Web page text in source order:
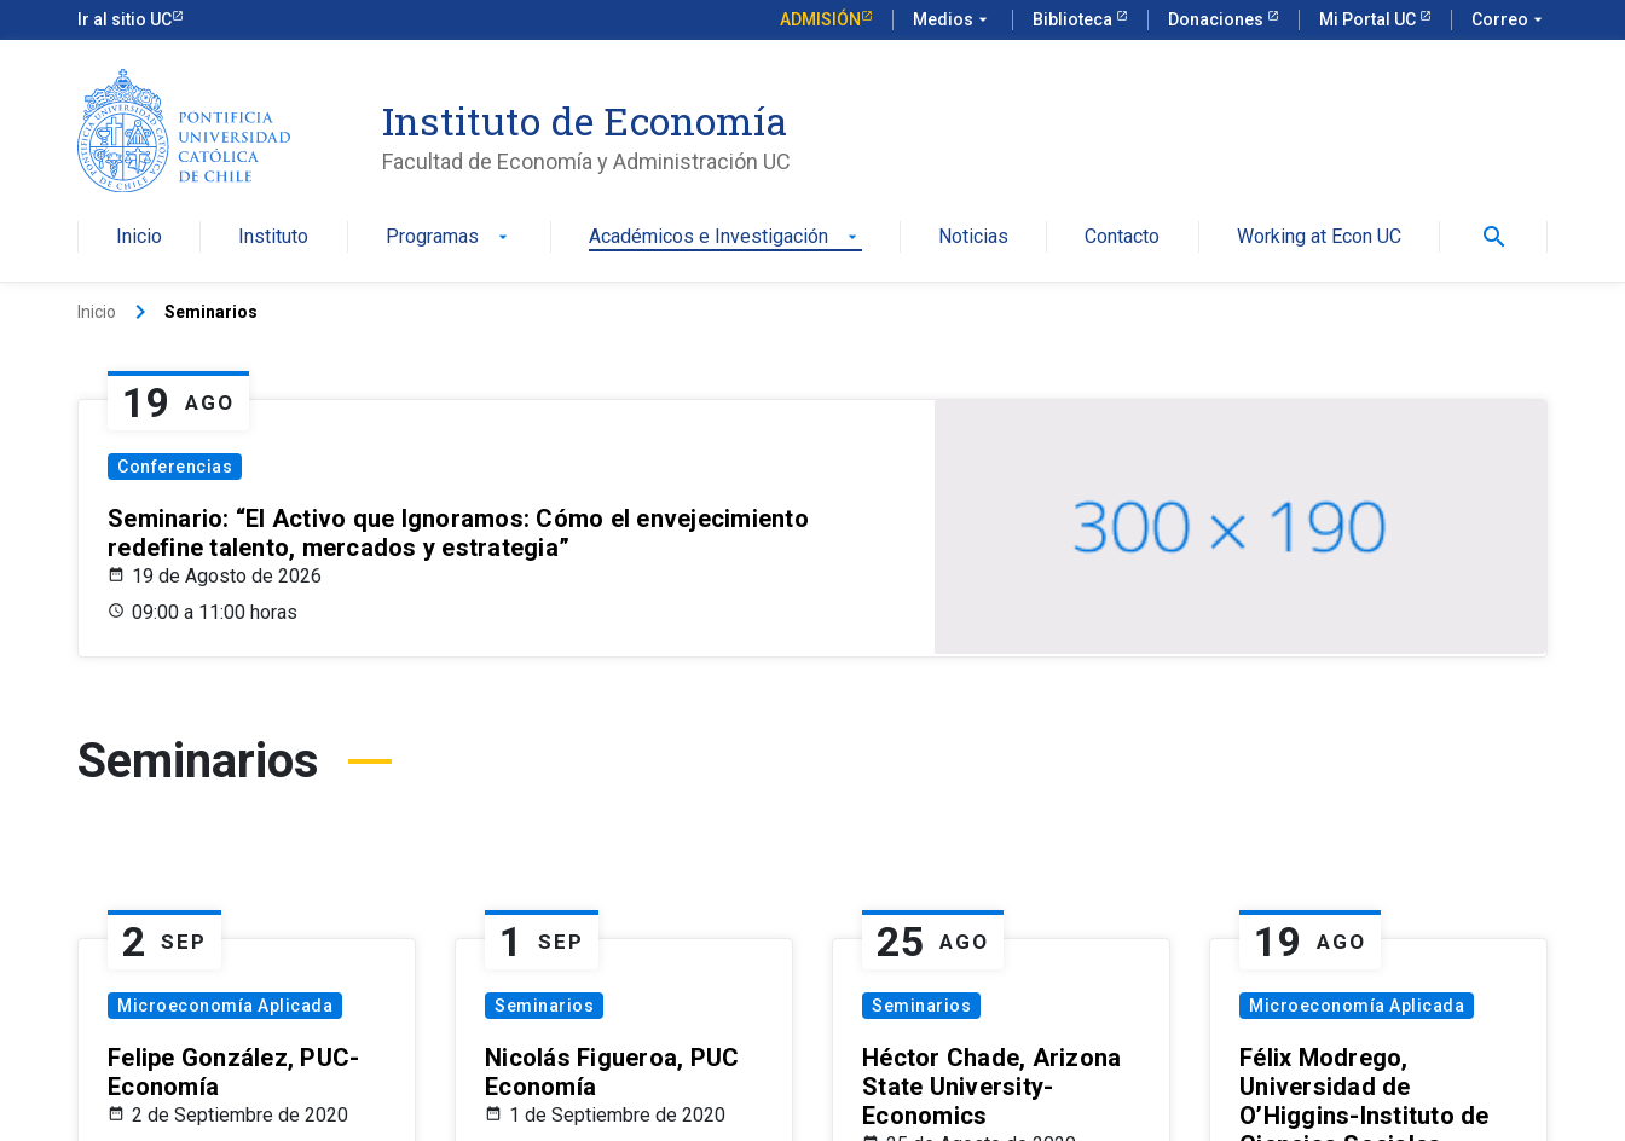
Ir al sitio UC ADMISIÓN Medios arrow_drop_down Biblioteca Donaciones Mi Portal UC Correo arrow_drop_down
Instituto de Economía
Facultad de Economía y Administración UC
Inicio Instituto Programas arrow_drop_down Académicos e Investigación arrow_drop_down Noticias Contacto Working at Econ UC search
Inicio keyboard_arrow_right Seminarios
19 AGO
Conferencias
Seminario: “El Activo que Ignoramos: Cómo el envejecimiento
redefine talento, mercados y estrategia”
19 de Agosto de 2026
09:00 a 11:00 horas
Seminarios
2 SEP
Microeconomía Aplicada
Felipe González, PUC-
Economía
2 de Septiembre de 2020
1 SEP
Seminarios
Nicolás Figueroa, PUC
Economía
1 de Septiembre de 2020
25 AGO
Seminarios
Héctor Chade, Arizona
State University-
Economics
19 AGO
Microeconomía Aplicada
Félix Modrego,
Universidad de
O’Higgins-Instituto de